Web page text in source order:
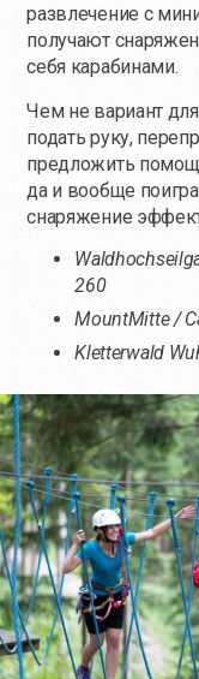
развлечение с
получают
себя карабинами.
Чем не вариант
подать руку,
предложить
да и вообще
снаряжение
260
MountMitte /
Kletterwald